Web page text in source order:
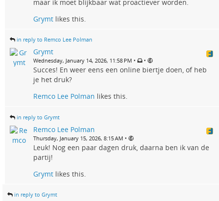
maar ik moet blijkbaar wat proactiever worden.
Grymt likes this.
in reply to Remco Lee Polman
Grymt
Wednesday, January 14, 2026, 11:58 PM • •
Succes! En weer eens een online biertje doen, of heb
je het druk?
Remco Lee Polman likes this.
in reply to Grymt
Remco Lee Polman
Thursday, January 15, 2026, 8:15 AM •
Leuk! Nog een paar dagen druk, daarna ben ik van de
partij!
Grymt likes this.
in reply to Grymt